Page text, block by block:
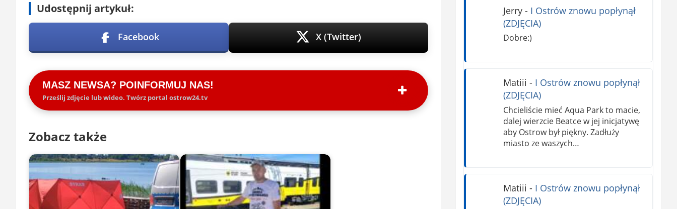
Udostępnij artykuł:
Facebook X (Twitter)
MASZ NEWSA? POINFORMUJ NAS!
Prześlij zdjęcie lub wideo. Twórz portal ostrow24.tv
Zobacz także
Jerry- I Ostrów znowu popłynął
(ZDJĘCIA)
Dobre:)
Matiii - I Ostrów znowu popłynął
(ZDJĘCIA)
Chcieliście mieć Aqua Park to macie,
dalej wierzcie Beatce w jej inicjatywę
aby Ostrow był piękny. Zadłuży
miasto ze waszych…
Matiii - I Ostrów znowu popłynął
(ZDJĘCIA)